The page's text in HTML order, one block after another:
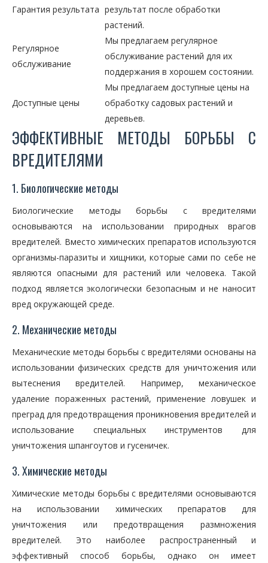
Гарантия результата результат после обработки
растений.
Регулярное
обслуживание
Мы предлагаем регулярное
обслуживание растений для их
поддержания в хорошем состоянии.
Доступные цены
Мы предлагаем доступные цены на
обработку садовых растений и
деревьев.
ЭФФЕКТИВНЫЕ МЕТОДЫ БОРЬБЫ С
ВРЕДИТЕЛЯМИ
1. Биологические методы
Биологические методы борьбы с вредителями
основываются на использовании природных врагов
вредителей. Вместо химических препаратов используются
организмы-паразиты и хищники, которые сами по себе не
являются опасными для растений или человека. Такой
подход является экологически безопасным и не наносит
вред окружающей среде.
2. Механические методы
Механические методы борьбы с вредителями основаны на
использовании физических средств для уничтожения или
вытеснения вредителей. Например, механическое
удаление пораженных растений, применение ловушек и
преград для предотвращения проникновения вредителей и
использование специальных инструментов для
уничтожения шпангоутов и гусеничек.
3. Химические методы
Химические методы борьбы с вредителями основываются
на использовании химических препаратов для
уничтожения или предотвращения размножения
вредителей. Это наиболее распространенный и
эффективный способ борьбы, однако он имеет